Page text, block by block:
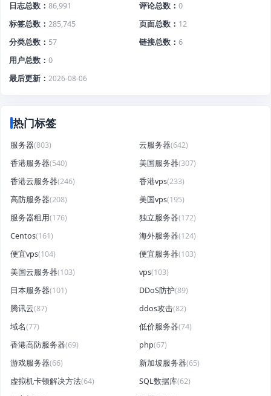
日志总数 86,991 评论总数
0
标签总数
285,745 页面总数
12
分类总数
57 链接总数
6
用户总数
0
最后更新
2026-08-06
热门标签
服务器(803) 云服务器(642)
香港服务器(540) 美国服务器(307)
香港云服务器(246) 香港vps(233)
高防服务器(208) 美国vps(195)
服务器租用(176) 独立服务器(172)
Centos(161) 海外服务器(124)
便宜vps(104) 便宜服务器(103)
美国云服务器(103) vps(103)
日本服务器(101) DDoS防护(89)
腾讯云(87) ddos攻击(82)
域名(77) 低价服务器(74)
香港高防服务器(69) php(67)
游戏服务器(66) 新加坡服务器(65)
虚拟机卡顿解决方法(64) SQL数据库(62)